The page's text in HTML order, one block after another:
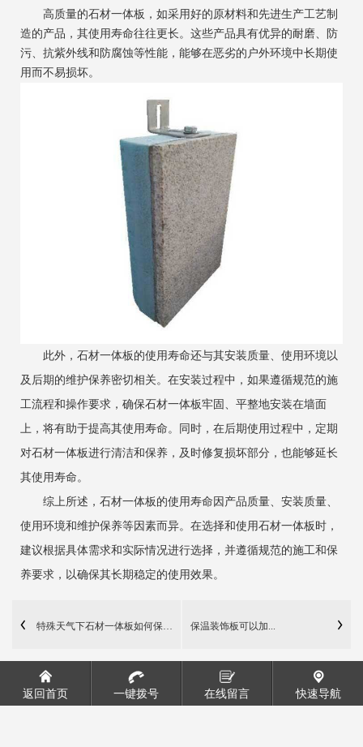
高质量的石材一体板，如采用好的原材料和先进生产工艺制
造的产品，其使用寿命往往更长。这些产品具有优异的耐磨、防
污、抗紫外线和防腐蚀等性能，能够在恶劣的户外环境中长期使
用而不易损坏。
此外，石材一体板的使用寿命还与其安装质量、使用环境以
及后期的维护保养密切相关。在安装过程中，如果遵循规范的施
工流程和操作要求，确保石材一体板牢固、平整地安装在墙面
上，将有助于提高其使用寿命。同时，在后期使用过程中，定期
对石材一体板进行清洁和保养，及时修复损坏部分，也能够延长
其使用寿命。
综上所述，石材一体板的使用寿命因产品质量、安装质量、
使用环境和维护保养等因素而异。在选择和使用石材一体板时，
建议根据具体需求和实际情况进行选择，并遵循规范的施工和保
养要求，以确保其长期稳定的使用效果。
特殊天气下石材一体板如何保护？ 保温装饰板可以加...
返回首页 一键拨号 在线留言 快速导航